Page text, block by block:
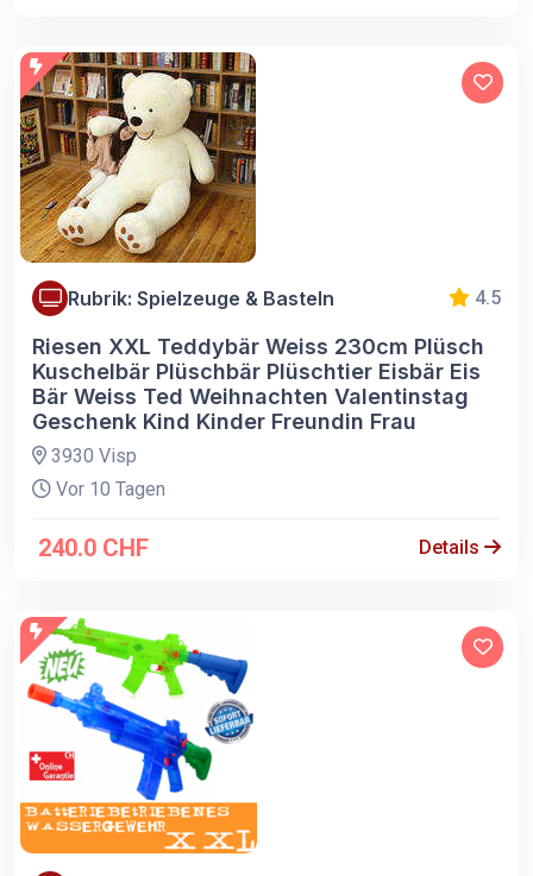
Rubrik: Spielzeuge & Basteln 4.5
Riesen XXL Teddybär Weiss 230cm Plüsch
Kuschelbär Plüschbär Plüschtier Eisbär Eis
Bär Weiss Ted Weihnachten Valentinstag
Geschenk Kind Kinder Freundin Frau
3930 Visp
Vor 10 Tagen
240.0 CHF Details